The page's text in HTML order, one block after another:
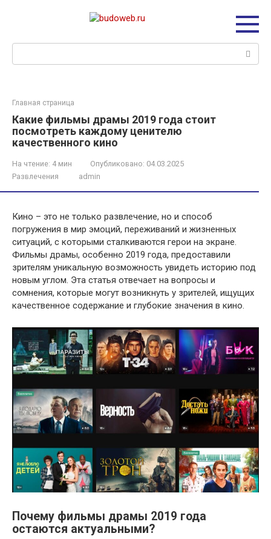
Главная страница
Какие фильмы драмы 2019 года стоит
посмотреть каждому ценителю
качественного кино
На чтение: 4 мин Опубликовано: 04.03.2025
Развлечения
admin
Кино – это не только развлечение, но и способ
погружения в мир эмоций, переживаний и жизненных
ситуаций, с которыми сталкиваются герои на экране.
Фильмы драмы, особенно 2019 года, предоставили
зрителям уникальную возможность увидеть историю под
новым углом. Эта статья отвечает на вопросы и
сомнения, которые могут возникнуть у зрителей, ищущих
качественное содержание и глубокие значения в кино.
Почему фильмы драмы 2019 года
остаются актуальными?